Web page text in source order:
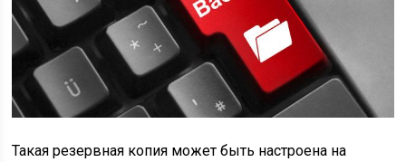
Такая резервная копия может быть настроена на